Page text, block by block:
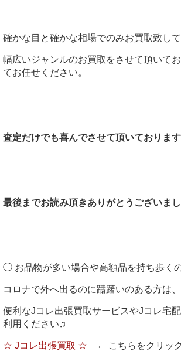
確かな目と確かな相場でのみお買取致して
幅広いジャンルのお買取をさせて頂いて
てお任せください。
査定だけでも喜んでさせて頂いております
最後までお読み頂きありがとうございまし
◯ お品物が多い場合や高額品を持ち歩く
コロナで外へ出るのに躊躇いのある方は、
便利なJコレ出張買取サービスやJコレ宅
利用ください♫
☆ Jコレ出張買取 ☆ ← こちらをクリッ